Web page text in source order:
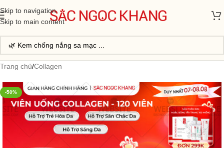
Skip to navigation
Skip to main content
Trang chủ/Collagen
-50%